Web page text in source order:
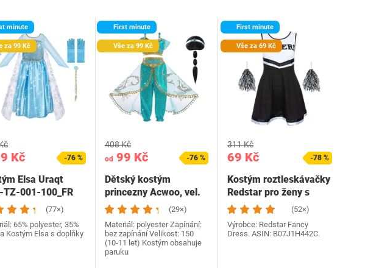
minute
za 99 Kč
Kč -76 %
Elsa Uraqt
TZ-001-100_FR
(77×)
65% polyester, 35%
Kostým Elsa s doplňky
First minute
Vše za 99 Kč
od99 Kč
408 Kč
-76 %
Dětský kostým
princezny Acwoo, vel.
150
(29×)
Materiál: polyester Zapínání:
bez zapínání Velikost: 150
(10-11 let) Kostým obsahuje
paruku
First minute
Vše za 69 Kč
69 Kč
311 Kč
-78 %
Kostým roztleskávačky
Redstar pro ženy s
bambulkami…
(52×)
Výrobce: Redstar Fancy
Dress. ASIN: B07J1H442C.